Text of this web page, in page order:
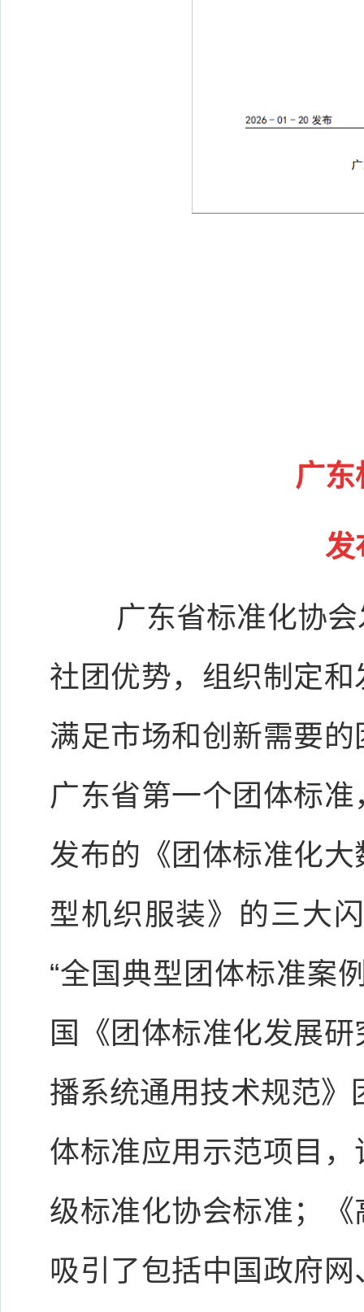
广东
发
广东省标准化协
社团优势，组织制定
满足市场和创新需要
广东省第一个团体标
发布的《团体标准化
型机织服装》的三大
“全国典型团体标准案
国《团体标准化发展
播系统通用技术规范
体标准应用示范项目
级标准化协会标准；
吸引了包括中国政府